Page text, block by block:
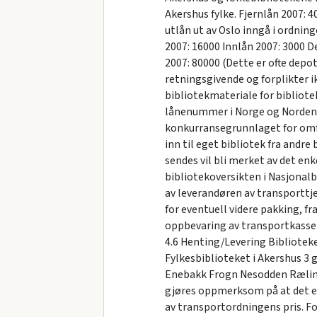
Akershus fylke. Fjernlån 2007:
utlån ut av Oslo inngå i
2007: 16000 Innlån 2007:
2007: 80000 (Dette er ofte
retningsgivende og forplikter
bibliotekmateriale for
lånenummer i Norge og
konkurransegrunnlaget for
inn til eget bibliotek fra andre
sendes vil bli merket av det
bibliotekoversikten i
av leverandøren av
for eventuell videre pakking,
oppbevaring av
4.6 Henting/Levering
Fylkesbiblioteket i Akershus 3
Enebakk Frogn Nesodden
gjøres oppmerksom på at det
av transportordningens pris.